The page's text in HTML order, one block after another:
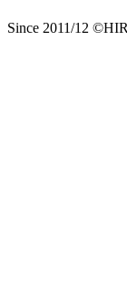
Since 2011/12